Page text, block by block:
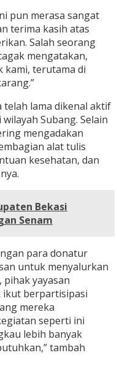
pun merasa sangat
terima kasih atas
Salah seorang
mengatakan,
kami, terutama di
telah lama dikenal aktif
Subang. Selain
mengadakan
alat tulis
kesehatan, dan
Bekasi
Senam
para donatur
untuk menyalurkan
yayasan
ikut berpartisipasi
mereka
seperti ini
lebih banyak
tambah